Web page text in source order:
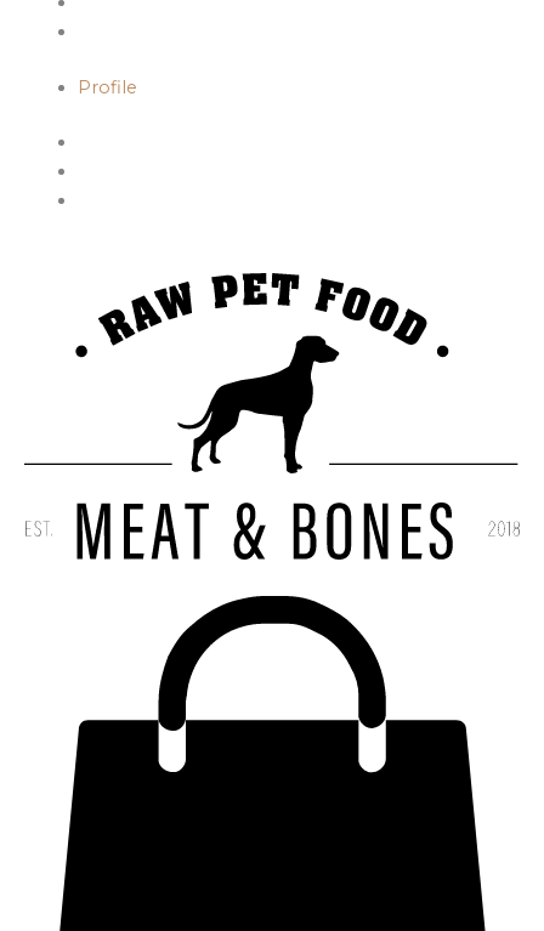
Profile